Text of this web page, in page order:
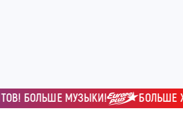
БОЛЬШЕ МУЗЫКИ! БОЛЬШЕ